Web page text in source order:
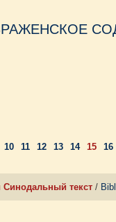
10 11 12 13 14 15 16
Синодальный текст /